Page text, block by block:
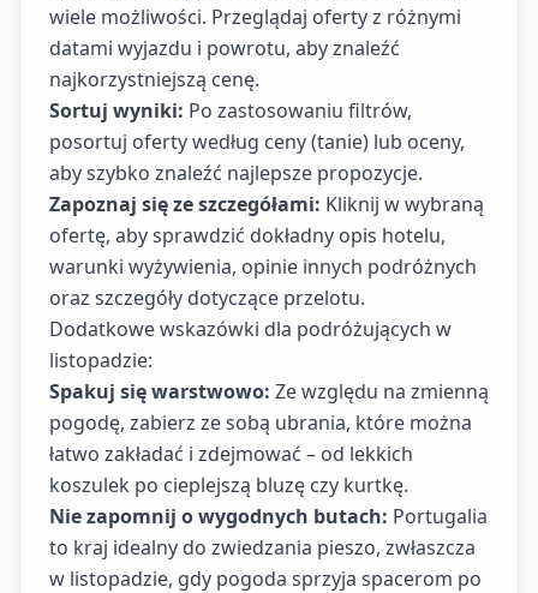
wiele możliwości. Przeglądaj oferty z różnymi
datami wyjazdu i powrotu, aby znaleźć
najkorzystniejszą cenę.
Sortuj wyniki: Po zastosowaniu filtrów,
posortuj oferty według ceny (tanie) lub oceny,
aby szybko znaleźć najlepsze propozycje.
Zapoznaj się ze szczegółami: Kliknij w wybraną
ofertę, aby sprawdzić dokładny opis hotelu,
warunki wyżywienia, opinie innych podróżnych
oraz szczegóły dotyczące przelotu.
Dodatkowe wskazówki dla podróżujących w
listopadzie:
Spakuj się warstwowo: Ze względu na zmienną
pogodę, zabierz ze sobą ubrania, które można
łatwo zakładać i zdejmować – od lekkich
koszulek po cieplejszą bluzę czy kurtkę.
Nie zapomnij o wygodnych butach: Portugalia
to kraj idealny do zwiedzania pieszo, zwłaszcza
w listopadzie, gdy pogoda sprzyja spacerom po